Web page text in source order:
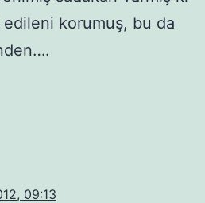
korumuş, bu da
09:13